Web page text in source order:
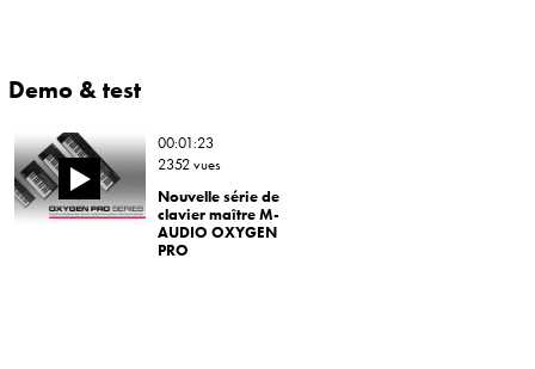
Demo & test
00:01:23
2352 vues
Nouvelle série de
clavier maître M-
AUDIO OXYGEN
PRO